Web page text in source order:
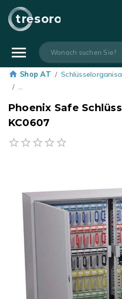
tresoro
Shop AT /
/ …
Phoenix Safe
KC0607